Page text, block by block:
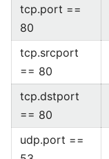
tcp.port ==
80
tcp.srcport
== 80
tcp.dstport
== 80
udp.port ==